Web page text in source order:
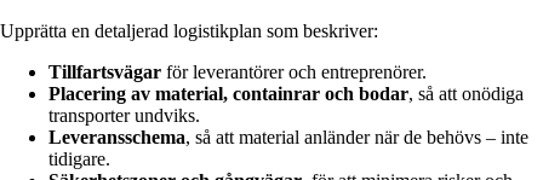
Upprätta en detaljerad logistikplan som beskriver:
Tillfartsvägar för leverantörer och entreprenörer.
Placering av material, containrar och bodar, så att onödiga
transporter undviks.
Leveransschema, så att material anländer när de behövs – inte
tidigare.